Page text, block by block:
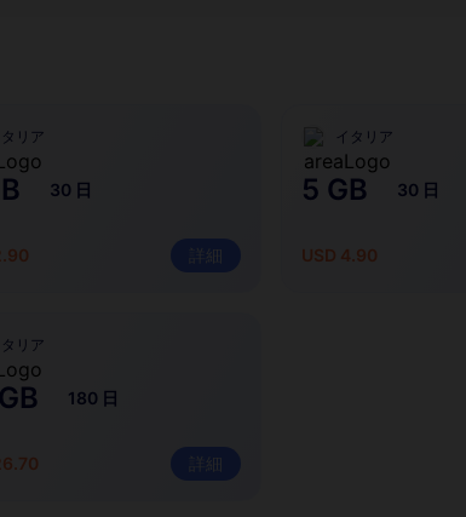
リア
30 日
詳細
イタリア
5 GB 30 日
USD 4.90
リア
180 日
詳細